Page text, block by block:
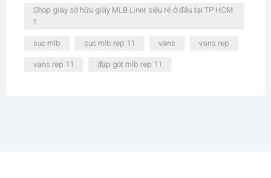
Shop giày sở hữu giày MLB Liner siêu rẻ ở đâu tại TP HCM
?
sục mlb sục mlb rep 11 vans vans rep
vans rep 11 đạp gót mlb rep 11